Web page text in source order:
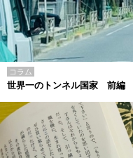
コラム
世界一のトンネル国家 前編